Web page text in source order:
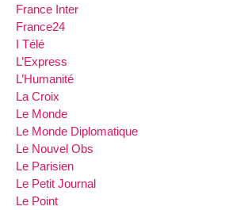
France Inter
France24
I Télé
L’Express
L’Humanité
La Croix
Le Monde
Le Monde Diplomatique
Le Nouvel Obs
Le Parisien
Le Petit Journal
Le Point